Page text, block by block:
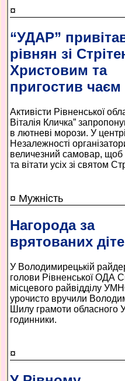
¤
“УДАР”
рівнян зі
Христовим та
пригостив чаєм
Активісти Рівненської
Віталія Кличка”
в лютневі морози. У
Незалежності
величезний самовар,
та вітати усіх зі святом
¤ Мужність
Нагорода за
врятованих
У Володимирецькій
голови Рівненської ОДА
місцевого райвідділу
урочисто вручили
Шилу грамоти обласного
годинники.
¤